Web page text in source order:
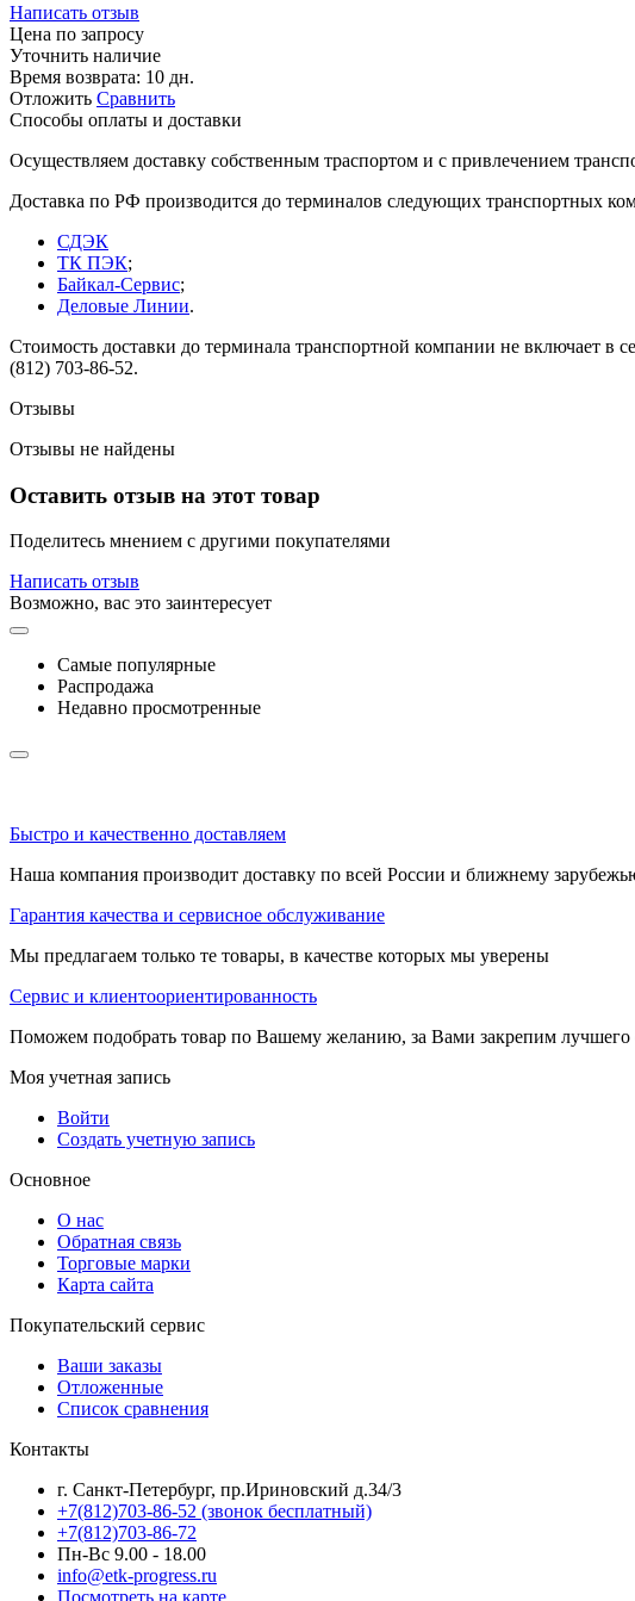
Написать отзыв
Цена по запросу
Уточнить наличие
Время возврата: 10 дн.
Отложить Сравнить
Способы оплаты и доставки
Осуществляем доставку собственным траспортом и с привлечением
Доставка по РФ производится до терминалов следующих транспортных
СДЭК
ТК ПЭК;
Байкал-Сервис;
Деловые Линии.
Стоимость доставки до терминала транспортной компании не включает в
(812) 703-86-52.
Отзывы
Отзывы не найдены
Оставить отзыв на этот товар
Поделитесь мнением с другими покупателями
Написать отзыв
Возможно, вас это заинтересует
Самые популярные
Распродажа
Недавно просмотренные
Быстро и качественно доставляем
Наша компания производит доставку по всей России и ближнему
Гарантия качества и сервисное обслуживание
Мы предлагаем только те товары, в качестве которых мы уверены
Сервис и клиентоориентированность
Поможем подобрать товар по Вашему желанию, за Вами закрепим лучшего
Моя учетная запись
Войти
Создать учетную запись
Основное
О нас
Обратная связь
Торговые марки
Карта сайта
Покупательский сервис
Ваши заказы
Отложенные
Список сравнения
Контакты
г. Санкт-Петербург, пр.Ириновский д.34/3
+7(812)703-86-52 (звонок бесплатный)
+7(812)703-86-72
Пн-Вс 9.00 - 18.00
info@etk-progress.ru